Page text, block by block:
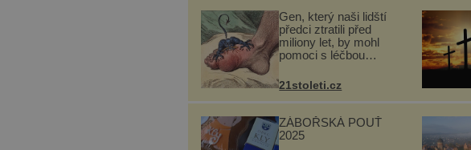
Gen, který naši lidští
předci ztratili před
miliony let, by mohl
pomoci s léčbou
21stoleti.cz
ZÁBOŘSKÁ POUŤ
2025